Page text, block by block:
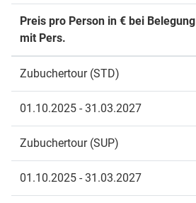
Preis pro Person in € bei Belegung
mit Pers.
Zubuchertour (STD)
01.10.2025 - 31.03.2027
Zubuchertour (SUP)
01.10.2025 - 31.03.2027